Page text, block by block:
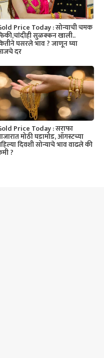
Price Today : सोन्याची चमक
सुळक्कन खाली..
घसरले भाव ? जाणून घ्या
दर
Price Today : सराफा
मोठी घडामोड, ऑगस्टच्या
दिवशी सोन्याचे भाव वाढले की
?